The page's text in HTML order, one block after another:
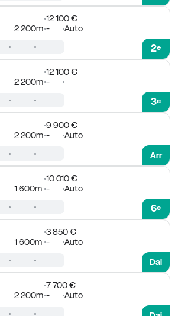
12 100 €
2 200m - Auto
2e
12 100 €
2 200m -
3e
9 900 €
2 200m -
Auto
Arr
10 010 €
1 600m - Auto
6e
3 850 €
1 600m -
Auto
Dai
7 700 €
2 200m -
Auto